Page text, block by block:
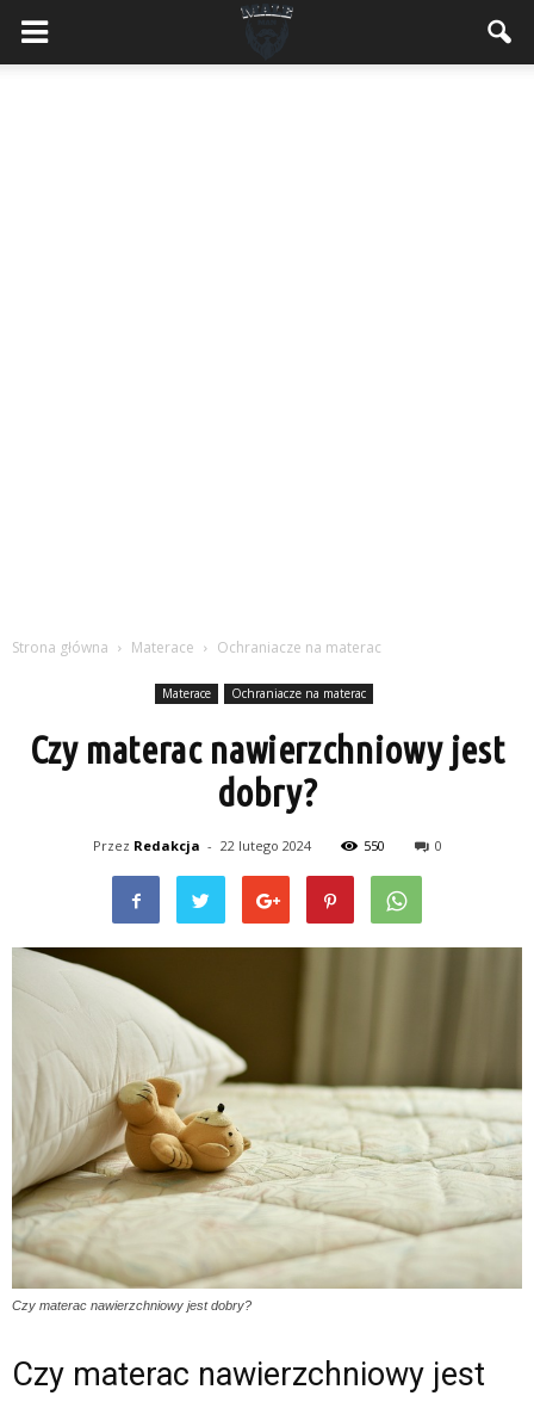
MaleMEN.pl
Strona główna Materace Ochraniacze na materac
Materace Ochraniacze na materac
Czy materac nawierzchniowy jest
dobry?
Przez Redakcja - 22 lutego 2024 550 0
Czy materac nawierzchniowy jest dobry?
Czy materac nawierzchniowy jest